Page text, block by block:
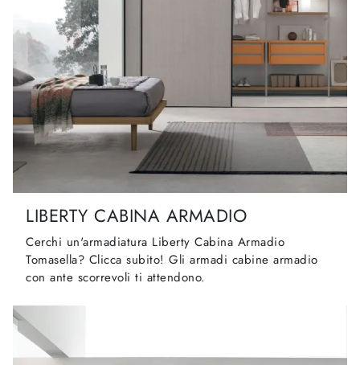
LIBERTY CABINA ARMADIO
Cerchi un'armadiatura Liberty Cabina Armadio
Tomasella? Clicca subito! Gli armadi cabine armadio
con ante scorrevoli ti attendono.